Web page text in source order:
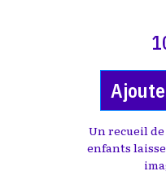
Un recueil
enfants